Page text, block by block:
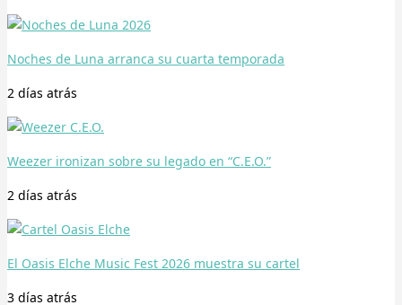
Noches de Luna arranca su cuarta temporada
2 días atrás
Weezer ironizan sobre su legado en “C.E.O.”
2 días atrás
El Oasis Elche Music Fest 2026 muestra su cartel
3 días atrás